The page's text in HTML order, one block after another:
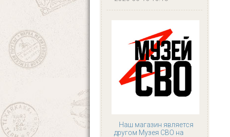
Наш магазин является
другом Музея СВО на